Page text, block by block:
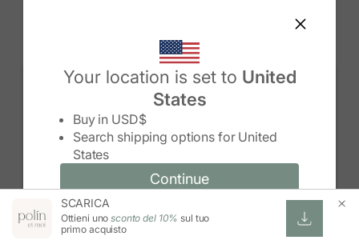
Your location is set to United
States
Buy in USD$
Search shipping options for United
States
Continue
Change country/region and language
Change country/region
Continue
TONGA (TOP T$)
TRINIDAD E TOBAGO (TTD $)
TUNISIA (USD $)
TURCHIA (TRY ₺)
TURKMENISTAN (USD $)
UNGHERIA (EUR €)
UZBEKISTAN (UZS SO'M)
VANUATU (VUV VT)
VIETNAM (VND ₫)
WALLIS E FUTUNA (XPF FR)
SCARICA
Ottieni unosconto del 10% sul tuo
primo acquisto